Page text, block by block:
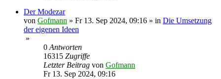
Der Modezar
von Gofmann » Fr 13. Sep 2024, 09:16 » in Die Umsetzung
der eigenen Ideen
»
0Antworten
16315 Zugriffe
Letzter Beitrag von Gofmann
Fr 13. Sep 2024, 09:16